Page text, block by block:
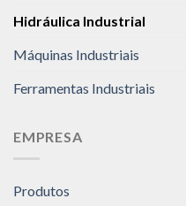
Hidráulica Industrial
Máquinas Industriais
Ferramentas Industriais
EMPRESA
Produtos